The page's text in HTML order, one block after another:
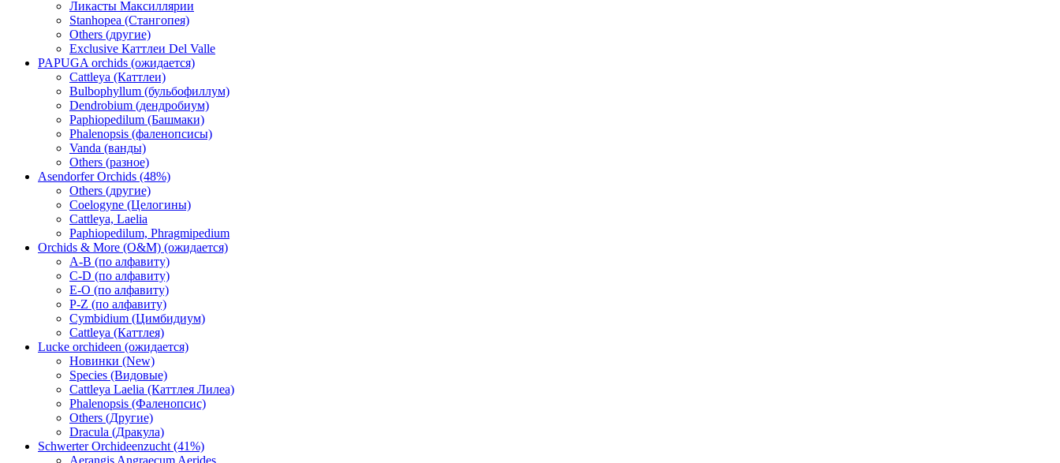
Ликасты Максиллярии
Stanhopea (Стангопея)
Others (другие)
Exclusive Каттлеи Del Valle
PAPUGA orchids (ожидается)
Cattleya (Каттлеи)
Bulbophyllum (бульбофиллум)
Dendrobium (дендробиум)
Paphiopedilum (Башмаки)
Phalenopsis (фаленопсисы)
Vanda (ванды)
Others (разное)
Asendorfer Orchids (48%)
Others (другие)
Coelogyne (Целогины)
Cattleya, Laelia
Paphiopedilum, Phragmipedium
Orchids & More (O&M) (ожидается)
A-B (по алфавиту)
C-D (по алфавиту)
E-O (по алфавиту)
P-Z (по алфавиту)
Cymbidium (Цимбидиум)
Cattleya (Каттлея)
Lucke orchideen (ожидается)
Новинки (New)
Species (Видовые)
Cattleya Laelia (Каттлея Лилеа)
Phalenopsis (Фаленопсис)
Others (Другие)
Dracula (Дракула)
Schwerter Orchideenzucht (41%)
Aerangis Angraecum Aerides